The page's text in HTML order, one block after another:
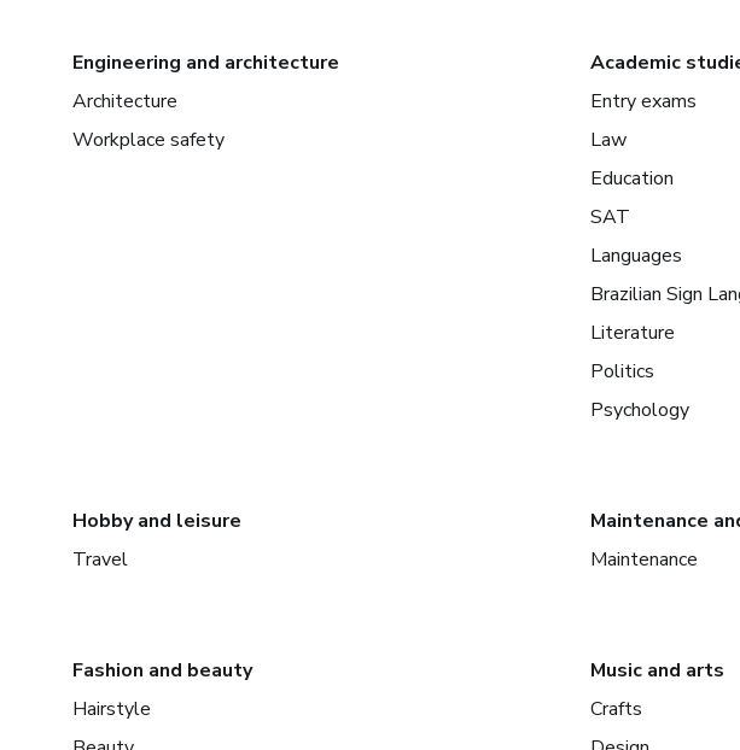
Engineering and architecture
Architecture
Workplace safety
Academic
Entry exams
Law
Education
SAT
Languages
Brazilian Sign
Literature
Politics
Psychology
Hobby and leisure
Travel
Maintenance
Maintenance
Fashion and beauty
Hairstyle
Music and arts
Crafts